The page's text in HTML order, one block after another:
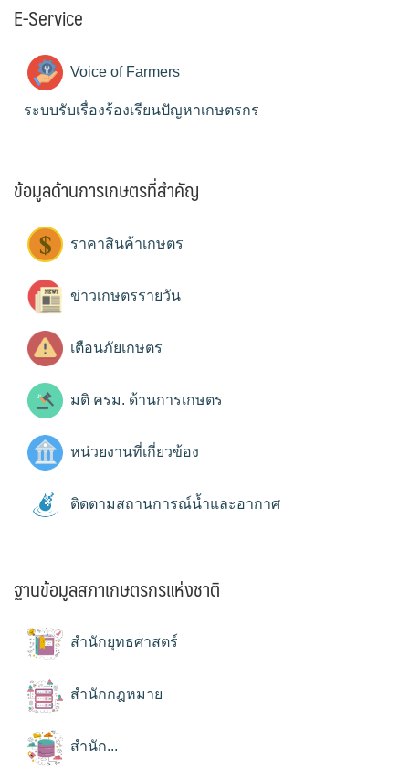
E-Service
Voice of Farmers
ระบบรับเรื่องร้องเรียนปัญหาเกษตรกร
ข้อมูลด้านการเกษตรที่สำคัญ
ราคาสินค้าเกษตร
ข่าวเกษตรรายวัน
เตือนภัยเกษตร
มติ ครม. ด้านการเกษตร
หน่วยงานที่เกี่ยวข้อง
ติดตามสถานการณ์น้ำและอากาศ
ฐานข้อมูลสภาเกษตรกรแห่งชาติ
สำนักยุทธศาสตร์
สำนักกฎหมาย
สำนัก...